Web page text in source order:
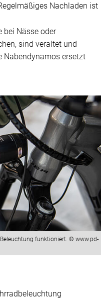
Nachladen ist
bei Nässe oder
sind veraltet und
Nabendynamos ersetzt
funktioniert. © www.pd-